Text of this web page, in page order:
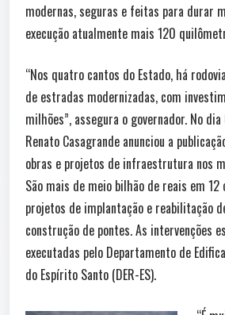
modernas, seguras e feitas para durar
execução atualmente mais 120
“Nos quatro cantos do Estado, há
de estradas modernizadas, com
milhões”, assegura o governador. No
Renato Casagrande anunciou a
obras e projetos de infraestrutura nos
São mais de meio bilhão de reais em
projetos de implantação e reabilitação
construção de pontes. As intervenções
executadas pelo Departamento de
do Espírito Santo (DER-ES).